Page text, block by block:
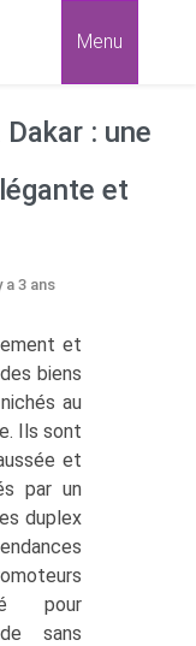
Menu
: une
et
a 3 ans
et
biens
au
Ils sont
et
par un
duplex
pour
sans